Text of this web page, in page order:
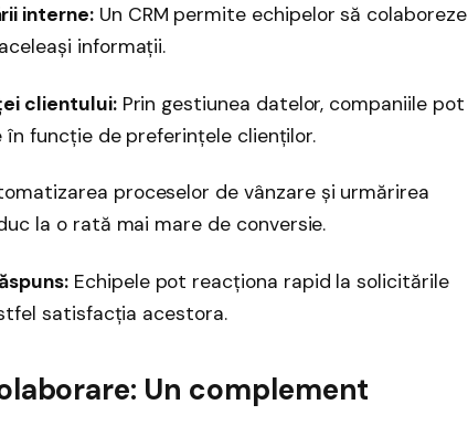
interne:Un CRM permite echipelor să colaboreze
informații.
clientului:Prin gestiunea datelor, companiile pot
funcție de preferințele clienților.
proceselor de vânzare și urmărirea
la o rată mai mare de conversie.
Echipele pot reacționa rapid la solicitările
satisfacția acestora.
Un complement